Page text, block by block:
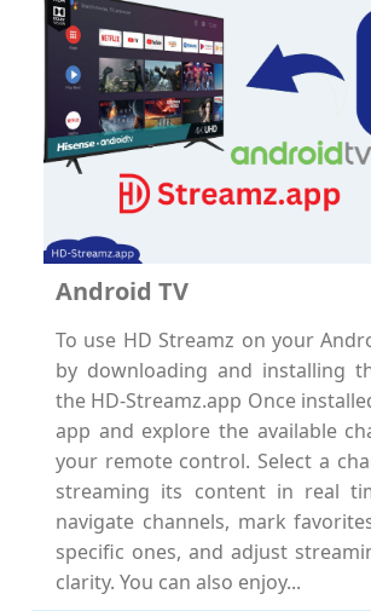
Android TV
To use HD Streamz on your
by downloading and installing
the HD-Streamz.app Once
app and explore the available
your remote control. Select a
streaming its content in real
navigate channels, mark
specific ones, and adjust
clarity. You can also enjoy...